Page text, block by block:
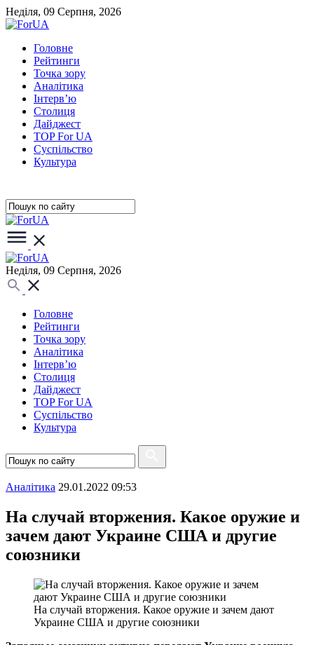
Неділя, 09 Серпня, 2026
Головне
Рейтинги
Точка зору
Аналітика
Інтерв’ю
Столиця
Дайджест
TOP For UA
Суспiльство
Культура
Неділя, 09 Серпня, 2026
Головне
Рейтинги
Точка зору
Аналітика
Інтерв’ю
Столиця
Дайджест
TOP For UA
Суспiльство
Культура
Аналітика 29.01.2022 09:53
На случай вторжения. Какое оружие и
зачем дают Украине США и другие
союзники
На случай вторжения. Какое оружие и зачем дают
Украине США и другие союзники